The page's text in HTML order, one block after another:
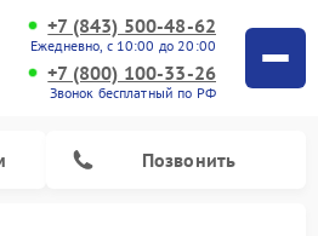
+7 (843) 500-48-62
Ежедневно, с 10:00 до 20:00
+7 (800) 100-33-26
Звонок бесплатный по РФ
Позвонить